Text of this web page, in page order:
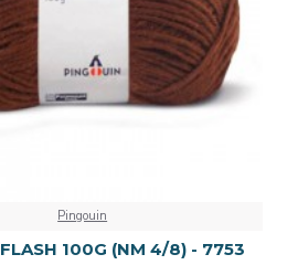
Pingouin
100G (NM 4/8) - 7753